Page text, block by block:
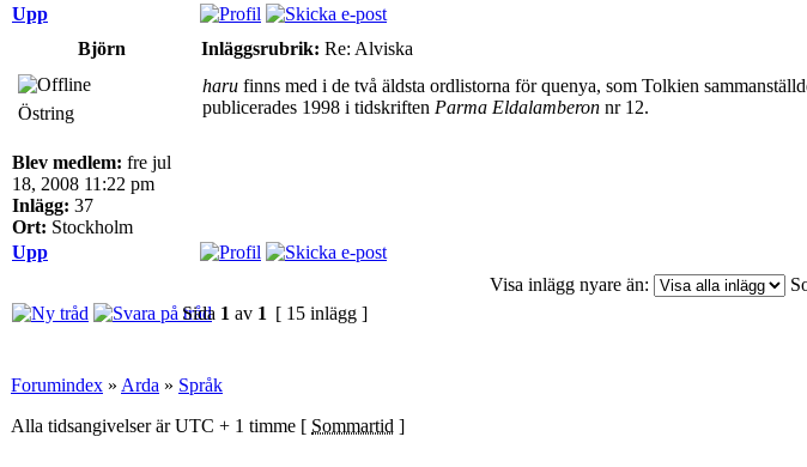
Upp
Björn
Inläggsrubrik: Re: Alviska
Östring
Blev medlem: fre jul
18, 2008 11:22 pm
Inlägg: 37
Ort: Stockholm
haru finns med i de två äldsta ordlistorna för quenya, som Tolkien
publicerades 1998 i tidskriften Parma Eldalamberon nr 12.
Upp
Visa inlägg nyare än:
Sida 1 av 1 [ 15 inlägg ]
Forumindex » Arda » Språk
Alla tidsangivelser är UTC + 1 timme [ Sommartid ]